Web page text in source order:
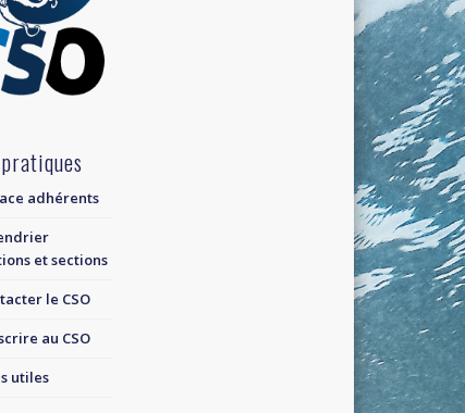
adhérents
et sections
le CSO
au CSO
utiles